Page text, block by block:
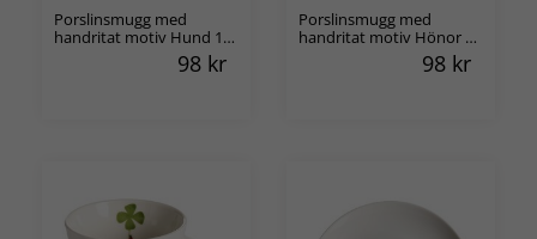
Porslinsmugg med
handritat motiv Hund 1-
98 kr
Porslinsmugg med
handritat motiv Hönor 1-
98 kr